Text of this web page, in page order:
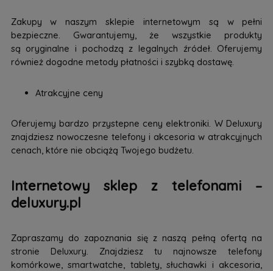
Zakupy w naszym sklepie internetowym są w pełni
bezpieczne. Gwarantujemy, że wszystkie produkty
są oryginalne i pochodzą z legalnych źródeł. Oferujemy
również dogodne metody płatności i szybką dostawę.
Atrakcyjne ceny
Oferujemy bardzo przystepne ceny elektroniki. W Deluxury
znajdziesz nowoczesne telefony i akcesoria w atrakcyjnych
cenach, które nie obciążą Twojego budżetu.
Internetowy sklep z telefonami –
deluxury.pl
Zapraszamy do zapoznania się z naszą pełną ofertą na
stronie Deluxury. Znajdziesz tu najnowsze telefony
komórkowe, smartwatche, tablety, słuchawki i akcesoria,